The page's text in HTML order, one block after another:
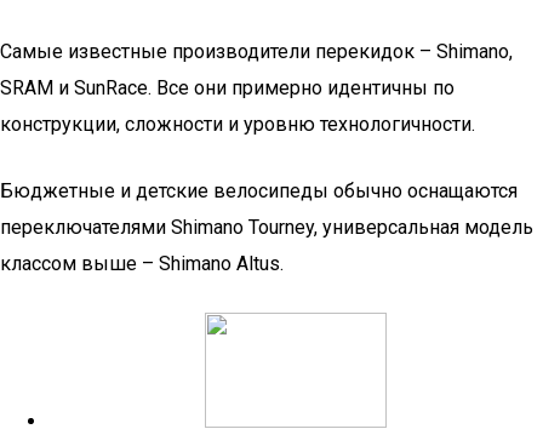
Самые известные производители перекидок – Shimano,
SRAM и SunRace. Все они примерно идентичны по
конструкции, сложности и уровню технологичности.
Бюджетные и детские велосипеды обычно оснащаются
переключателями Shimano Tourney, универсальная модель
классом выше – Shimano Altus.